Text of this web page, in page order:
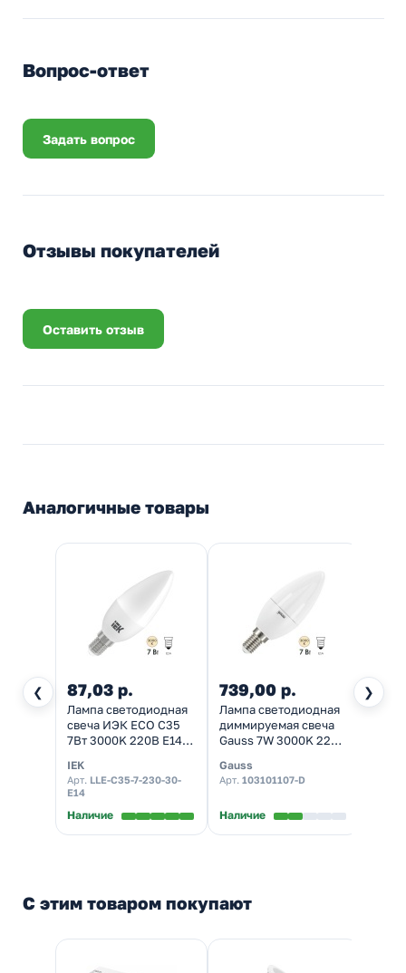
Вопрос-ответ
Задать вопрос
Отзывы покупателей
Оставить отзыв
Аналогичные товары
❮ ❯
87,03 р.
Лампа светодиодная
свеча ИЭК ECO C35
7Вт 3000K 220В E14
IEK
Арт. LLE-C35-7-230-30-
E14
Наличие
739,00 р.
Лампа светодиодная
диммируемая свеча
Gauss 7W 3000K 220V
белый свет
Gauss
Арт. 103101107-D
Наличие
С этим товаром покупают